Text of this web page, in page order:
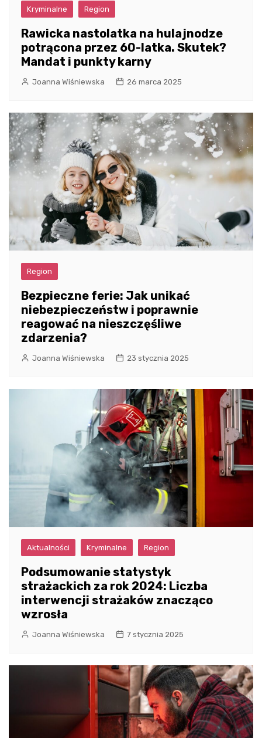
Kryminalne Region
Rawicka nastolatka na hulajnodze
potrącona przez 60-latka. Skutek?
Mandat i punkty karny
Joanna Wiśniewska 26 marca 2025
Region
Bezpieczne ferie: Jak unikać
niebezpieczeństw i poprawnie
reagować na nieszczęśliwe
zdarzenia?
Joanna Wiśniewska 23 stycznia 2025
Aktualności Kryminalne Region
Podsumowanie statystyk
strażackich za rok 2024: Liczba
interwencji strażaków znacząco
wzrosła
Joanna Wiśniewska 7 stycznia 2025